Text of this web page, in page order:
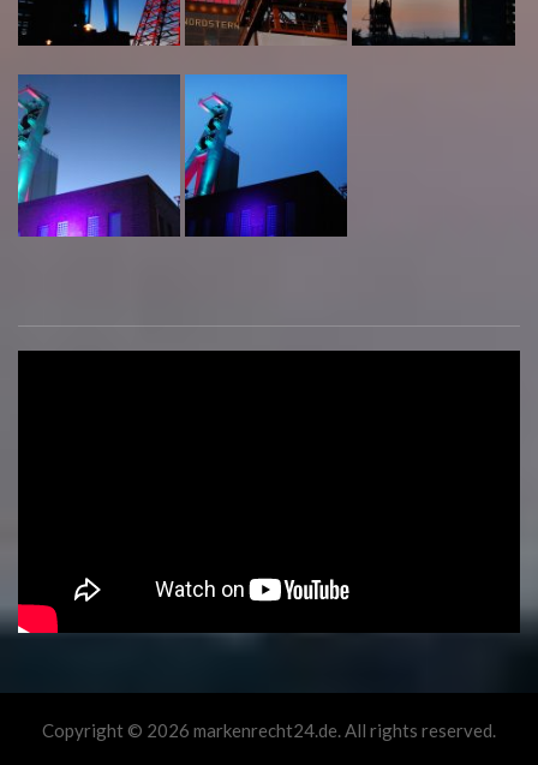
Copyright © 2026 markenrecht24.de. All rights reserved.